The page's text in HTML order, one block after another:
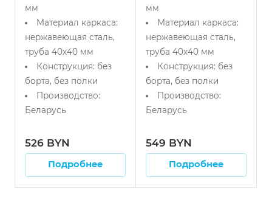
мм
Материал каркаса:
нержавеющая сталь,
труба 40х40 мм
Конструкция: без
борта, без полки
Производство:
Беларусь
526 BYN
Подробнее
мм
Материал каркаса:
нержавеющая сталь,
труба 40х40 мм
Конструкция: без
борта, без полки
Производство:
Беларусь
549 BYN
Подробнее